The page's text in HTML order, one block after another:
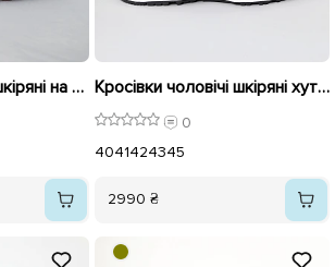
Кросівки чоловічі шкіряні на хутрі 592394 Чорні Кросівки чоловічі шкіряні хутро 591101 Чорні
0
4041424345
2990 ₴